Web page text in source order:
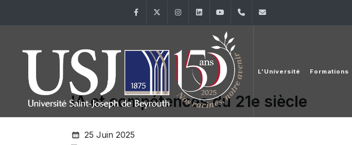
FacebookTwitter InstagramLinkedInYouTube+961 (1) 421 000
L'Université Formations
IA et compétences du 21e siècle
25 Juin 2025